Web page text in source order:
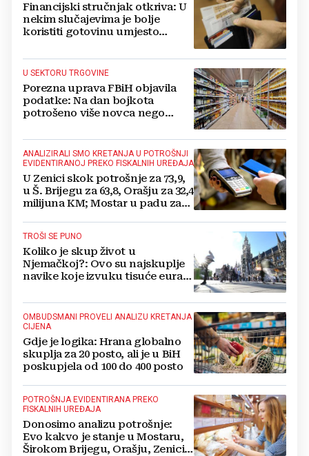
Financijski stručnjak otkriva: U
nekim slučajevima je bolje
koristiti gotovinu umjesto
U SEKTORU TRGOVINE
Porezna uprava FBiH objavila
podatke: Na dan bojkota
potrošeno više novca nego
ANALIZIRALI SMO KRETANJA U POTROŠNJI
EVIDENTIRANOJ PREKO FISKALNIH UREĐAJA
U Zenici skok potrošnje za 73,9,
u Š. Brijegu za 63,8, Orašju za 32,4
milijuna KM; Mostar u padu za
TROŠI SE PUNO
Koliko je skup život u
Njemačkoj?: Ovo su najskuplje
navike koje izvuku tisuće eura
OMBUDSMANI PROVELI ANALIZU KRETANJA
CIJENA
Gdje je logika: Hrana globalno
skuplja za 20 posto, ali je u BiH
poskupjela od 100 do 400 posto
POTROŠNJA EVIDENTIRANA PREKO
FISKALNIH UREĐAJA
Donosimo analizu potrošnje:
Evo kakvo je stanje u Mostaru,
Širokom Brijegu, Orašju, Zenici,